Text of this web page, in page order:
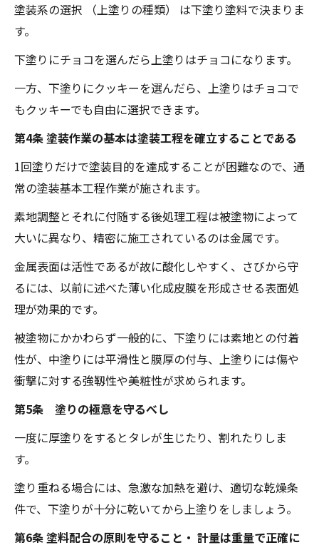
塗装系の選択 （上塗りの種類） は下塗り塗料で決まりま
す。
下塗りにチョコを選んだら上塗りはチョコになります。
一方、下塗りにクッキーを選んだら、上塗りはチョコで
もクッキーでも自由に選択できます。
第4条 塗装作業の基本は塗装工程を確立することである
1回塗りだけで塗装目的を達成することが困難なので、通
常の塗装基本工程作業が施されます。
素地調整とそれに付随する後処理工程は被塗物によって
大いに異なり、精密に施工されているのは金属です。
金属表面は活性であるが故に酸化しやすく、さびから守
るには、以前に述べた薄い化成皮膜を形成させる表面処
理が効果的です。
被塗物にかかわらず一般的に、下塗りには素地との付着
性が、中塗りには平滑性と膜厚の付与、上塗りには傷や
衝撃に対する強靱性や美粧性が求められます。
第5条 塗りの極意を守るべし
一度に厚塗りをするとタレが生じたり、割れたりしま
す。
塗り重ねる場合には、急激な加熱を避け、適切な乾燥条
件で、下塗りが十分に乾いてから上塗りをしましょう。
第6条 塗料配合の原則を守ること・ 計量は重量で正確に